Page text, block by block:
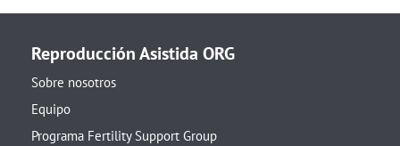
Reproducción Asistida ORG
Sobre nosotros
Equipo
Programa Fertility Support Group